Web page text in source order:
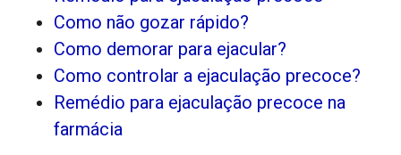
Como não gozar rápido?
Como demorar para ejacular?
Como controlar a ejaculação precoce?
Remédio para ejaculação precoce na
farmácia